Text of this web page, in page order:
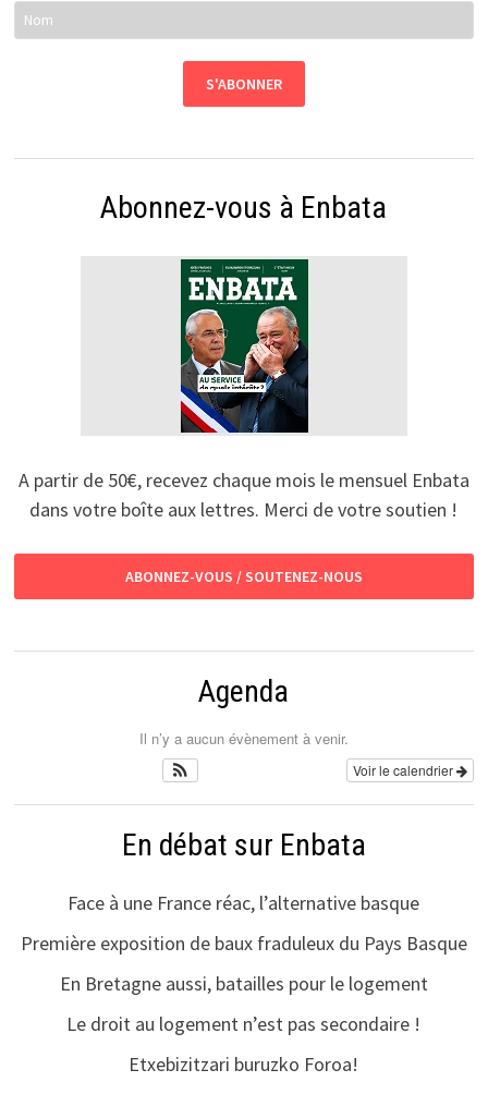
Abonnez-vous à Enbata
A partir de 50€, recevez chaque mois le mensuel Enbata
dans votre boîte aux lettres. Merci de votre soutien !
ABONNEZ-VOUS / SOUTENEZ-NOUS
Agenda
Il n’y a aucun évènement à venir.
Voir le calendrier
En débat sur Enbata
Face à une France réac, l’alternative basque
Première exposition de baux fraduleux du Pays Basque
En Bretagne aussi, batailles pour le logement
Le droit au logement n’est pas secondaire !
Etxebizitzari buruzko Foroa!